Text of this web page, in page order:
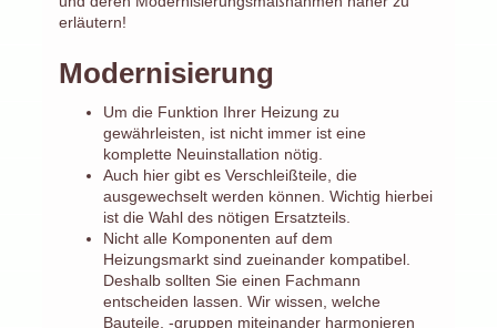
erläutern!
Modernisierung
Um die Funktion Ihrer Heizung zu
gewährleisten, ist nicht immer ist eine
komplette Neuinstallation nötig.
Auch hier gibt es Verschleißteile, die
ausgewechselt werden können. Wichtig hierbei
ist die Wahl des nötigen Ersatzteils.
Nicht alle Komponenten auf dem
Heizungsmarkt sind zueinander kompatibel.
Deshalb sollten Sie einen Fachmann
entscheiden lassen. Wir wissen, welche
Bauteile, -gruppen miteinander harmonieren